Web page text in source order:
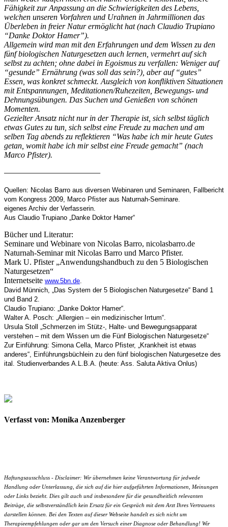
Fähigkeit zur Anpassung an die Schwierigkeiten des Lebens,
welchen unseren Vorfahren und Urahnen in Jahrmillionen das
Überleben in freier Natur ermöglicht hat (nach Claudio Trupiano
“Danke Doktor Hamer”).
Allgemein wird man mit den Erfahrungen und dem Wissen zu den
fünf biologischen Naturgesetzen auch lernen, vermehrt auf sich
selbst zu achten; ohne dabei in Egoismus zu verfallen: Weniger auf
“gesunde” Ernährung (was soll das sein?), aber auf “gutes”
Essen, was konkret schmeckt. Ausgleich von konfliktiven Situationen
mit Entspannungen, Meditationen/Ruhezeiten, Bewegungs- und
Dehnungsübungen. Das Suchen und Genießen von schönen
Momenten.
Gezielter Ansatz nicht nur in der Therapie ist, sich selbst täglich
etwas Gutes zu tun, sich selbst eine Freude zu machen und am
selben Tag abends zu reflektieren “Was habe ich mir heute Gutes
getan, womit habe ich mir selbst eine Freude gemacht” (nach
Marco Pfister).
——————————————–
Quellen: Nicolas Barro aus diversen Webinaren und Seminaren, Fallbericht
vom Kongress 2009, Marco Pfister aus Naturnah-Seminare.
eigenes Archiv der Verfasserin.
Aus Claudio Trupiano „Danke Doktor Hamer“
Bücher und Literatur:
Seminare und Webinare von Nicolas Barro, nicolasbarro.de
Naturnah-Seminar mit Nicolas Barro und Marco Pfister.
Mark U. Pfister „Anwendungshandbuch zu den 5 Biologischen
Naturgesetzen“
Internetseite www.5bn.de
David Münnich, „Das System der 5 Biologischen Naturgesetze“ Band 1
und Band 2.
Claudio Trupiano: „Danke Doktor Hamer“.
Walter A. Posch: „Allergien – ein medizinischer Irrtum“.
Ursula Stoll „Schmerzen im Stütz-, Halte- und Bewegungsapparat
verstehen – mit dem Wissen um die Fünf Biologischen Naturgesetze“
Zur Einführung: Simona Cella, Marco Pfister, „Krankheit ist etwas
anderes“, Einführungsbüchlein zu den fünf biologischen Naturgesetze des
ital. Studienverbandes A.L.B.A. (heute: Ass. Saluta Aktiva Onlus)
Verfasst von: Monika Anzenberger
Haftungsausschluss - Disclaimer: Wir übernehmen keine Verantwortung für jedwede
Handlung oder Unterlassung, die sich auf die hier aufgeführten Informationen, Meinungen
oder Links bezieht. Dies gilt auch und insbesondere für die gesundheitlich relevanten
Beiträge, die selbstverständlich kein Ersatz für ein Gespräch mit dem Arzt Ihres Vertrauens
darstellen können. Bei den Texten auf dieser Webseite handelt es sich nicht um
Therapieempfehlungen oder gar um den Versuch einer Diagnose oder Behandlung! Wir